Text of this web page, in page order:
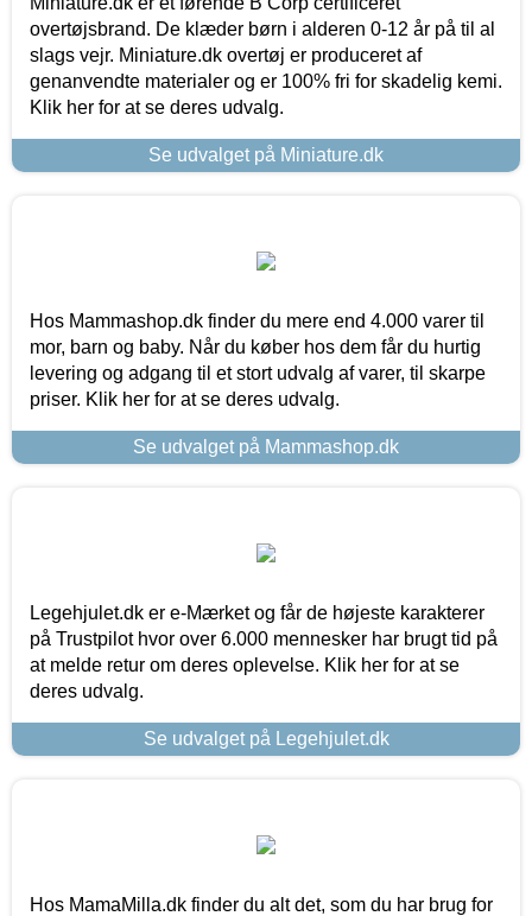
overtøjsbrand. De klæder børn i alderen 0-12 år på til al
slags vejr. Miniature.dk overtøj er produceret af
genanvendte materialer og er 100% fri for skadelig kemi.
Klik her for at se deres udvalg.
Se udvalget på Miniature.dk
Hos Mammashop.dk finder du mere end 4.000 varer til
mor, barn og baby. Når du køber hos dem får du hurtig
levering og adgang til et stort udvalg af varer, til skarpe
priser. Klik her for at se deres udvalg.
Se udvalget på Mammashop.dk
Legehjulet.dk er e-Mærket og får de højeste karakterer
på Trustpilot hvor over 6.000 mennesker har brugt tid på
at melde retur om deres oplevelse. Klik her for at se
deres udvalg.
Se udvalget på Legehjulet.dk
Hos MamaMilla.dk finder du alt det, som du har brug for